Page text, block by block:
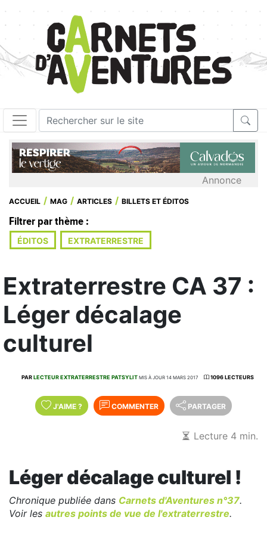
Annonce
ACCUEIL MAG ARTICLES BILLETS ET ÉDITOS
Filtrer par thème :
ÉDITOS EXTRATERRESTRE
Extraterrestre CA 37 :
Léger décalage
culturel
PARLECTEUR EXTRATERRESTRE PATSYLIT MIS À JOUR 14 MARS 2017 1096 LECTEURS
J'AIME ? COMMENTER PARTAGER
Lecture 4 min.
Léger décalage culturel !
Chronique publiée dans Carnets d'Aventures n°37.
Voir les autres points de vue de l'extraterrestre.